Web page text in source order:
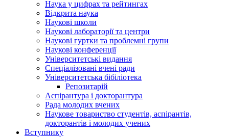
Наука у цифрах та рейтингах
Відкрита наука
Наукові школи
Наукові лабораторії та центри
Наукові гуртки та проблемні групи
Наукові конференції
Університетські видання
Спеціалізовані вчені ради
Університетська бібіліотека
Репозитарій
Аспірантура і докторантура
Рада молодих вчених
Наукове товариство студентів, аспірантів,
докторантів і молодих учених
Вступнику